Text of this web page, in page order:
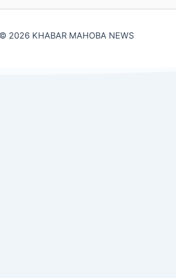
2026 KHABAR MAHOBA NEWS